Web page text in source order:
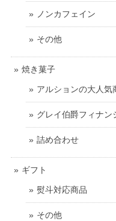
ノンカフェイン
その他
焼き菓子
アルションの大人
グレイ伯爵フィナン
詰め合わせ
ギフト
熨斗対応商品
その他